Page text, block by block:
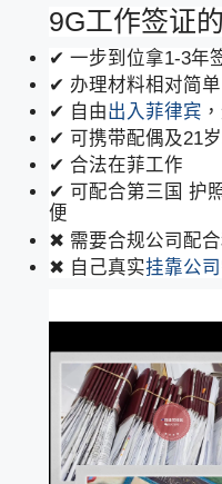
9G工作签证
✔ 一步到位拿1-3年
✔ 办理材料相对简单
✔ 自由出入菲律宾
✔ 可携带配偶及21
✔ 合法在菲工作
✔ 可配合第三国 护
便
✖ 需要合规公司配
✖ 自己真实挂靠公司